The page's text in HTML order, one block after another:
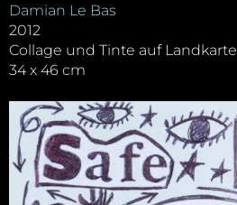
Damian Le Bas
2012
Collage und Tinte auf Landkarte
34 x 46 cm